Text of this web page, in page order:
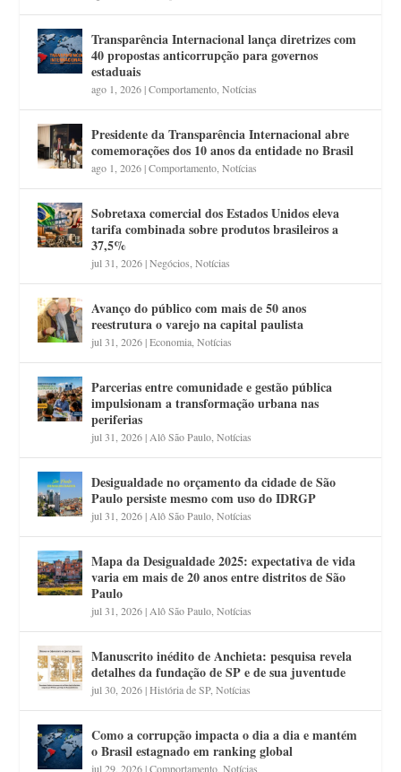
Transparência Internacional lança diretrizes com
40 propostas anticorrupção para governos
estaduais
ago 1, 2026|Comportamento ,Notícias
Presidente da Transparência Internacional abre
comemorações dos 10 anos da entidade no Brasil
ago 1, 2026|Comportamento ,Notícias
Sobretaxa comercial dos Estados Unidos eleva
tarifa combinada sobre produtos brasileiros a
37,5%
jul 31, 2026|Negócios ,Notícias
Avanço do público com mais de 50 anos
reestrutura o varejo na capital paulista
jul 31, 2026|Economia ,Notícias
Parcerias entre comunidade e gestão pública
impulsionam a transformação urbana nas
periferias
jul 31, 2026| Alô São Paulo ,Notícias
Desigualdade no orçamento da cidade de São
Paulo persiste mesmo com uso do IDRGP
jul 31, 2026| Alô São Paulo ,Notícias
Mapa da Desigualdade 2025: expectativa de vida
varia em mais de 20 anos entre distritos de São
Paulo
jul 31, 2026| Alô São Paulo ,Notícias
Manuscrito inédito de Anchieta: pesquisa revela
detalhes da fundação de SP e de sua juventude
jul 30, 2026|História de SP,Notícias
Como a corrupção impacta o dia a dia e mantém
o Brasil estagnado em ranking global
jul 29, 2026|Comportamento ,Notícias